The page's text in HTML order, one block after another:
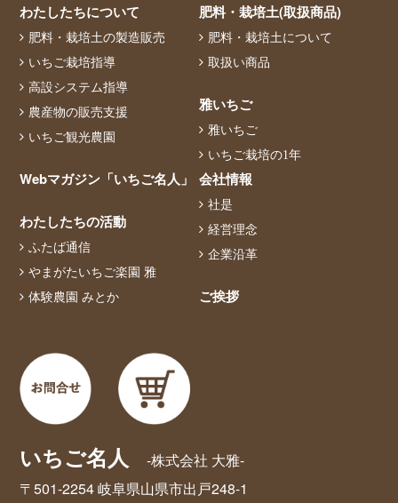
わたしたちについて
肥料・栽培土の製造販売
いちご栽培指導
高設システム指導
農産物の販売支援
いちご観光農園
肥料・栽培土(取扱商品)
肥料・栽培土について
取扱い商品
雅いちご
雅いちご
いちご栽培の1年
Webマガジン「いちご名人」
わたしたちの活動
ふたば通信
やまがたいちご楽園 雅
体験農園 みとか
会社情報
社是
経営理念
企業沿革
ご挨拶
いちご名人
-株式会社 大雅-
〒501-2254 岐阜県山県市出戸248-1